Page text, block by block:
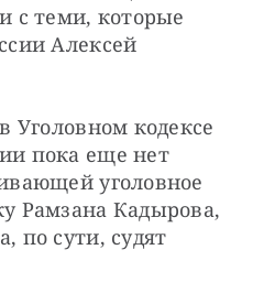
с теми, которые
Алексей
Уголовном кодексе
пока еще нет
уголовное
Рамзана Кадырова,
по сути, судят